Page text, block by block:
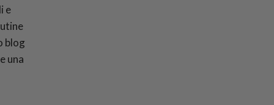
e
blog
una